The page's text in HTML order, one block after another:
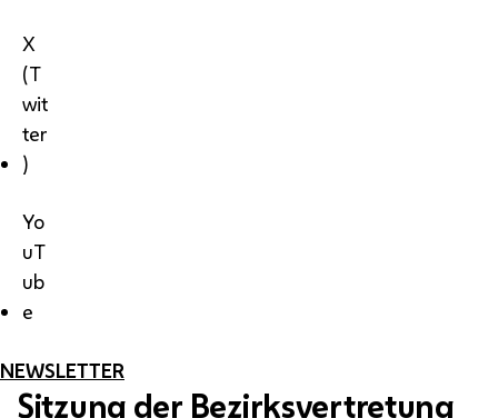
X
(T
wit
ter
)
Yo
uT
ub
e
NEWSLETTER
Sitzung der Bezirksvertretung